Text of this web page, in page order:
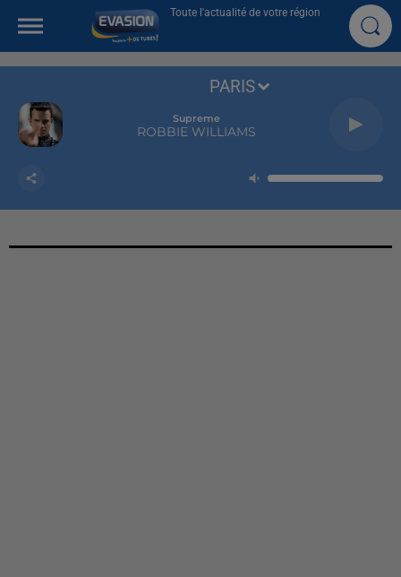
Toute l'actualité de votre région
Supreme
ROBBIE WILLIAMS
PARIS